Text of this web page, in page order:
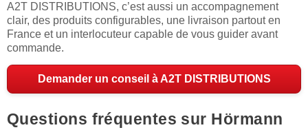
A2T DISTRIBUTIONS, c’est aussi un accompagnement
clair, des produits configurables, une livraison partout en
France et un interlocuteur capable de vous guider avant
commande.
Demander un conseil à A2T DISTRIBUTIONS
Questions fréquentes sur Hörmann